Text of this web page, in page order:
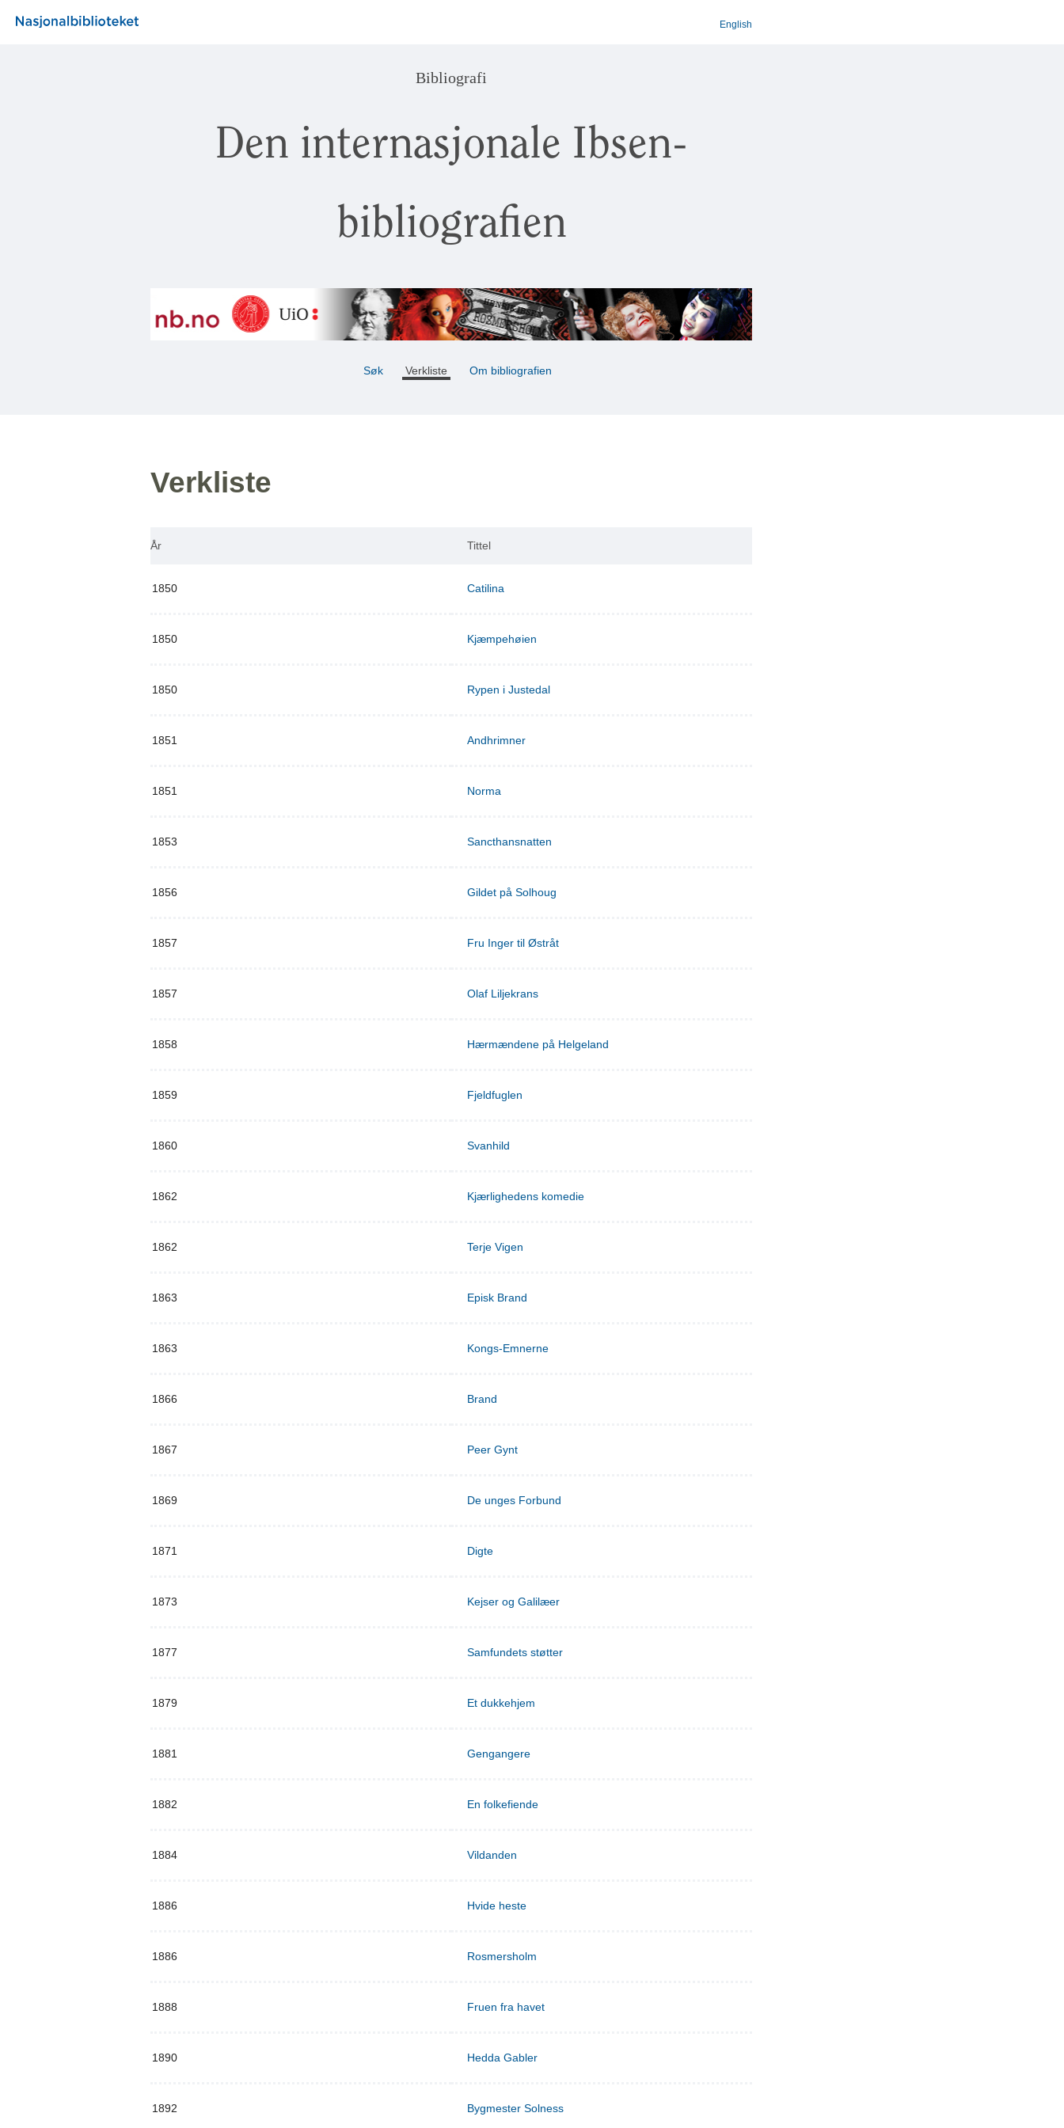
English
Bibliografi
Den internasjonale Ibsen-
bibliografien
Søk Verkliste Om bibliografien
Verkliste
År Tittel
1850 Catilina
1850 Kjæmpehøien
1850 Rypen i Justedal
1851 Andhrimner
1851 Norma
1853 Sancthansnatten
1856 Gildet på Solhoug
1857 Fru Inger til Østråt
1857 Olaf Liljekrans
1858 Hærmændene på Helgeland
1859 Fjeldfuglen
1860 Svanhild
1862 Kjærlighedens komedie
1862 Terje Vigen
1863 Episk Brand
1863 Kongs-Emnerne
1866 Brand
1867 Peer Gynt
1869 De unges Forbund
1871 Digte
1873 Kejser og Galilæer
1877 Samfundets støtter
1879 Et dukkehjem
1881 Gengangere
1882 En folkefiende
1884 Vildanden
1886 Hvide heste
1886 Rosmersholm
1888 Fruen fra havet
1890 Hedda Gabler
1892 Bygmester Solness